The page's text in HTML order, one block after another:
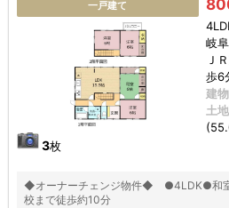
一戸建て
3枚
岐
Ｊ
歩6
建
土
◆オーナーチェンジ物件◆ ●4LDK●和
校まで徒歩約10分